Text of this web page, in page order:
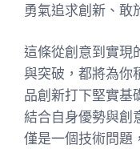
勇氣追求創新、敢
這條從創意到實現
與突破，都將為你
品創新打下堅實基
結合自身優勢與創
僅是一個技術問題